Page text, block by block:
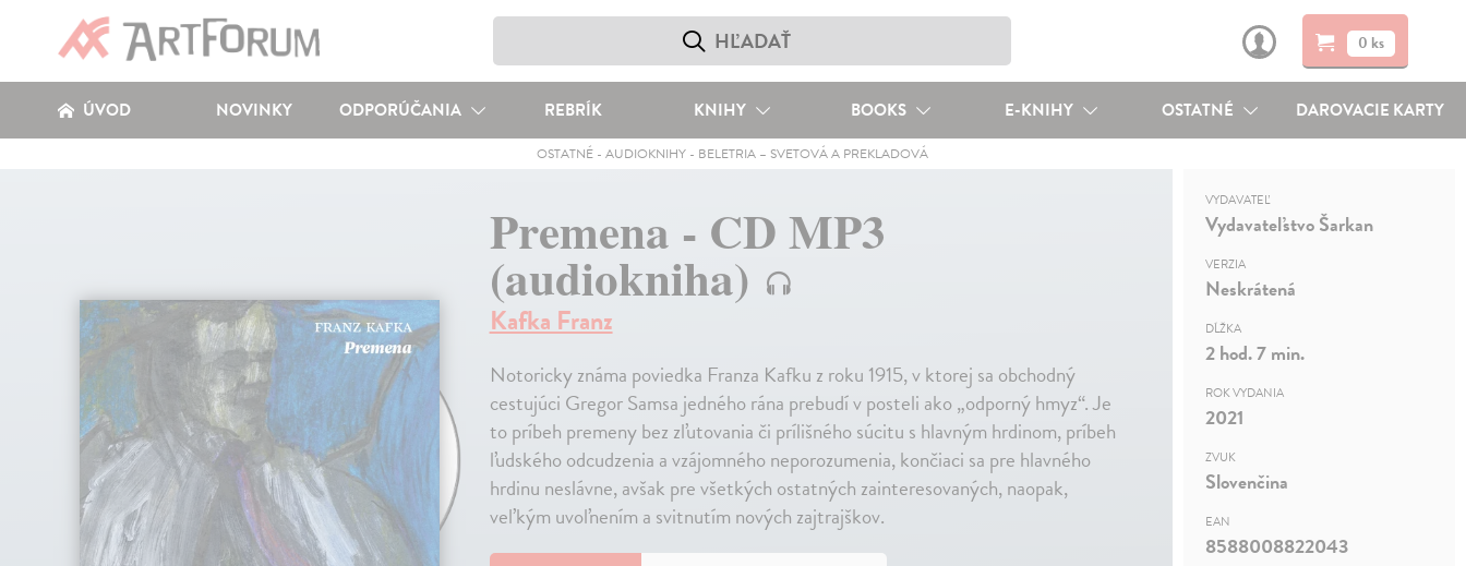
0 ks
ÚVOD NOVINKY ODPORÚČANIA REBRÍK KNIHY BOOKS E-KNIHY OSTATNÉ DAROVACIE KARTY
OSTATNÉ -AUDIOKNIHY - BELETRIA – SVETOVÁ A PREKLADOVÁ
Premena - CD MP3
(audiokniha)
Kafka Franz
Notoricky známa poviedka Franza Kafku z roku 1915, v ktorej sa obchodný
cestujúci Gregor Samsa jedného rána prebudí v posteli ako „odporný hmyz“. Je
to príbeh premeny bez zľutovania či prílišného súcitu s hlavným hrdinom, príbeh
ľudského odcudzenia a vzájomného neporozumenia, končiaci sa pre hlavného
hrdinu neslávne, avšak pre všetkých ostatných zainteresovaných, naopak,
veľkým uvoľnením a svitnutím nových zajtrajškov.
VYDAVATEĽ
Vydavateľstvo Šarkan
VERZIA
Neskrátená
DĹŽKA
2 hod. 7 min.
ROK VYDANIA
2021
ZVUK
Slovenčina
EAN
8588008822043